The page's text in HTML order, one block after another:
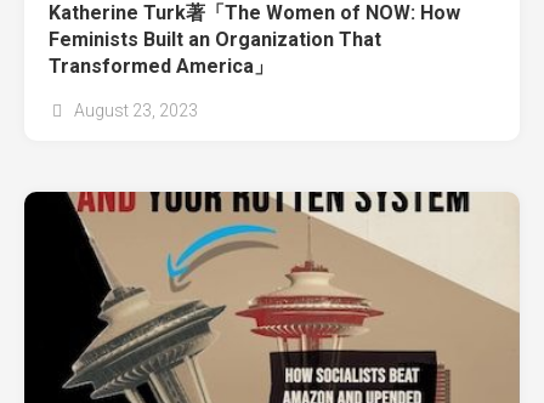
Katherine Turk著「The Women of NOW: How
Feminists Built an Organization That
Transformed America」
August 23, 2023